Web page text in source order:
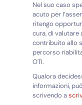
Nel suo caso
acuto per
ritengo
cura, di valutare
contribuito allo
percorso
OTI.
Qualora
informazioni,
scrivendo a